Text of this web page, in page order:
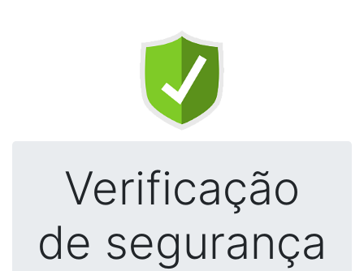
Verificação
de segurança